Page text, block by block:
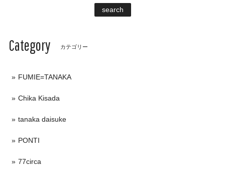
search
Category カテゴリー
FUMIE=TANAKA
Chika Kisada
tanaka daisuke
PONTI
77circa